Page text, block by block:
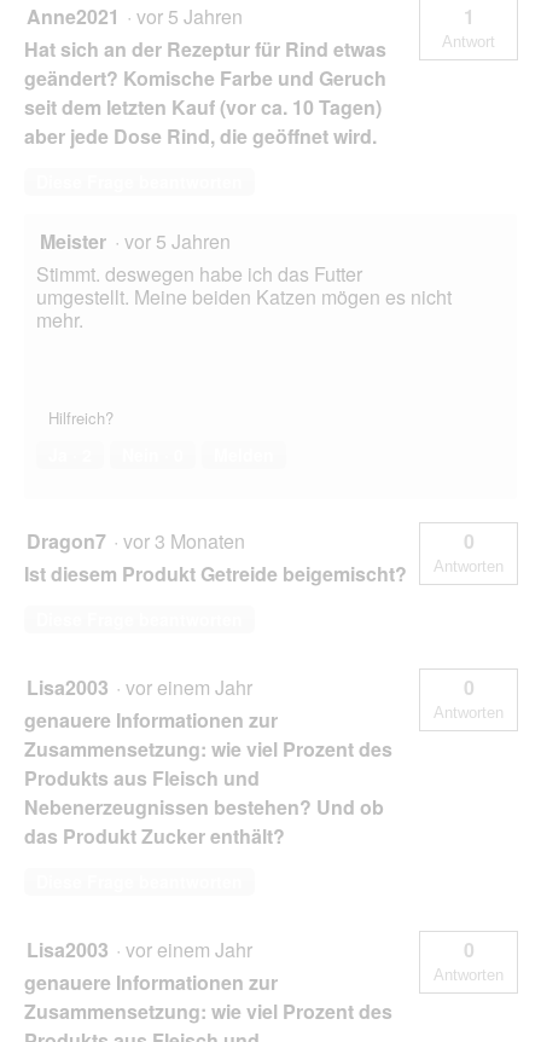
Anne2021 · vor 5 Jahren
Hat sich an der Rezeptur für Rind etwas
geändert? Komische Farbe und Geruch
seit dem letzten Kauf (vor ca. 10 Tagen)
aber jede Dose Rind, die geöffnet wird.
1
Antwort
Meister · vor 5 Jahren
Stimmt. deswegen habe ich das Futter
umgestellt. Meine beiden Katzen mögen es nicht
mehr.
Hilfreich?
Dragon7 · vor 3 Monaten
Ist diesem Produkt Getreide beigemischt?
0
Antworten
Lisa2003 · vor einem Jahr
genauere Informationen zur
Zusammensetzung: wie viel Prozent des
Produkts aus Fleisch und
Nebenerzeugnissen bestehen? Und ob
das Produkt Zucker enthält?
0
Antworten
Lisa2003 · vor einem Jahr
genauere Informationen zur
Zusammensetzung: wie viel Prozent des
0
Antworten